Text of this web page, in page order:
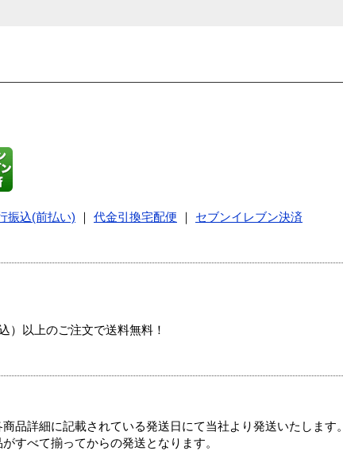
振込(前払い) 代金引換宅配便
セブンイレブン決済
）以上のご注文で送料無料！
品詳細に記載されている発送日にて当社より発送いたします。
すべて揃ってからの発送となります。